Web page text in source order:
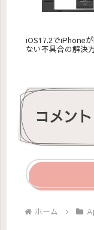
iOS17.2でiPhone
ない不具合の解決
コメント
ホーム